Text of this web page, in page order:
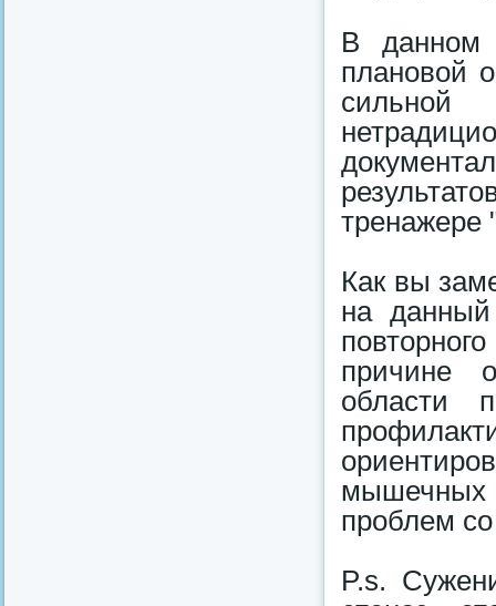
В данном
плановой
тренажере
Как вы
на данный
причине
области
мышечных
проблем
P.s.